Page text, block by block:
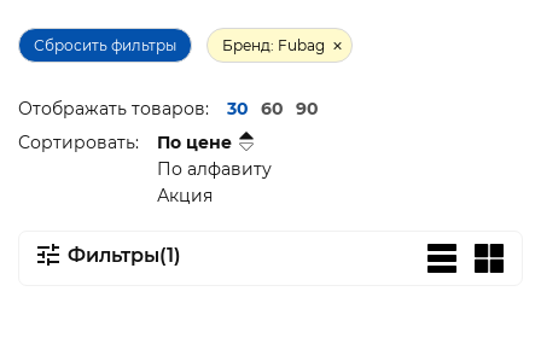
Сбросить фильтры Бренд: Fubag
Отображать товаров: 30 60
90
Сортировать:
По цене
По алфавиту
Акция
Фильтры(1)